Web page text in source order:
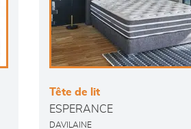
Tête de lit
ESPERANCE
DAVILAINE